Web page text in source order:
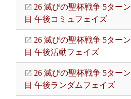
26 滅びの聖杯戦争 5ターン
目 午後コミュフェイズ
26 滅びの聖杯戦争 5ターン
目 午後活動フェイズ
26 滅びの聖杯戦争 5ターン
目 午後ランダムフェイズ